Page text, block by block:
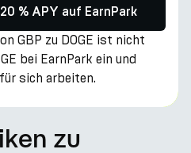
% APY auf EarnPark
GBP zu DOGE ist nicht
bei EarnPark ein und
sich arbeiten.
zu